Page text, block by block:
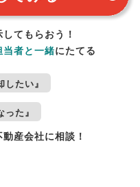
してもらおう！
当者と一緒にたてる
したい』
った』
産会社に相談！